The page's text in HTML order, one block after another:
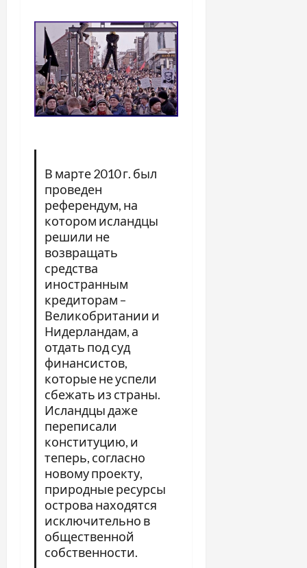
В марте 2010 г. был
проведен
референдум, на
котором исландцы
решили не
возвращать
средства
иностранным
кредиторам –
Великобритании и
Нидерландам, а
отдать под суд
финансистов,
которые не успели
сбежать из страны.
Исландцы даже
переписали
конституцию, и
теперь, согласно
новому проекту,
природные ресурсы
острова находятся
исключительно в
общественной
собственности.